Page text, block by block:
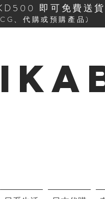
即可免費送
、代購或預購產品)